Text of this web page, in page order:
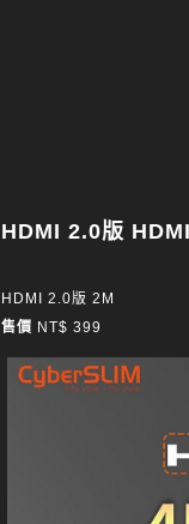
HDMI 2.0版
HDMI 2.0版 2M
售價 NT$ 399